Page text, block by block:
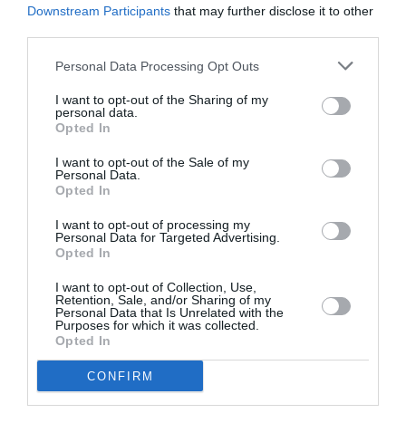
Downstream Participants that may further disclose it to other
Personal Data Processing Opt Outs
I want to opt-out of the Sharing of my
personal data.
Opted In
I want to opt-out of the Sale of my
Personal Data.
Opted In
I want to opt-out of processing my
Personal Data for Targeted Advertising.
Opted In
I want to opt-out of Collection, Use,
Retention, Sale, and/or Sharing of my
Personal Data that Is Unrelated with the
Purposes for which it was collected.
Opted In
CONFIRM
Dezordinile, susține presa, au fost create de
anarhiști. În Piazza Castello, patru grupuri de
manifestanți au atacat simultan poliția. Tineri, unii
precum și mulți tineri de origine străină.